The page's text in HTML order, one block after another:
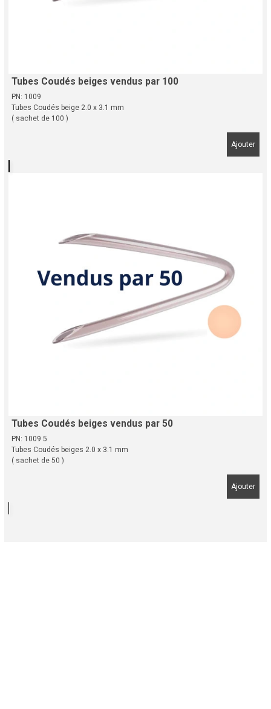
Tubes Coudés beiges vendus par 100
PN: 1009
Tubes Coudés beige 2.0 x 3.1 mm
( sachet de 100 )
Ajouter
Tubes Coudés beiges vendus par 50
PN: 1009 5
Tubes Coudés beiges 2.0 x 3.1 mm
( sachet de 50 )
Ajouter